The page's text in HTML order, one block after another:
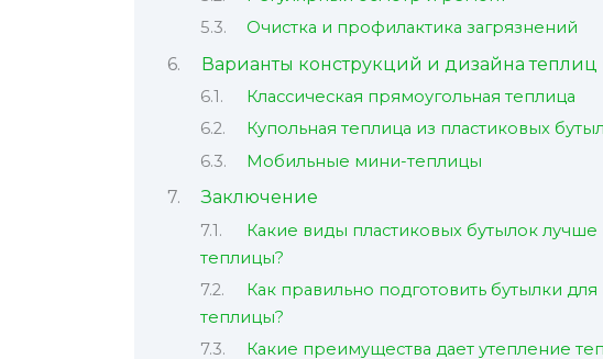
Очистка и профилактика загрязнений
Варианты конструкций и дизайна теплиц
Классическая прямоугольная теплица
Купольная теплица из пластиковых
Мобильные мини-теплицы
Заключение
Какие виды пластиковых бутылок лучше
теплицы?
Как правильно подготовить бутылки
теплицы?
Какие преимущества дает утепление